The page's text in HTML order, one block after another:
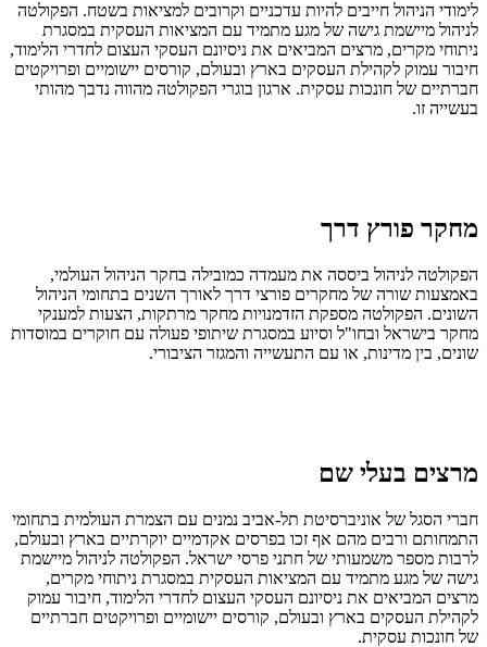
לימודי הניהול חייבים להיות עדכניים וקרובים למציאות בשטח. הפקולטה
לניהול מיישמת גישה של מגע מתמיד עם המציאות העסקית במסגרת
ניתוחי מקרים, מרצים המביאים את ניסיונם העסקי העצום לחדרי הלימוד,
חיבור עמוק לקהילת העסקים בארץ ובעולם, קורסים יישומיים ופרויקטים
חברתיים של חונכות עסקית. ארגון בוגרי הפקולטה מהווה נדבך מהותי
בעשייה זו.
מחקר פורץ דרך
הפקולטה לניהול ביססה את מעמדה כמובילה בחקר הניהול העולמי,
באמצעות שורה של מחקרים פורצי דרך לאורך השנים בתחומי הניהול
השונים. הפקולטה מספקת הזדמנויות מחקר מרתקות, הצעות למענקי
מחקר בישראל ובחו"ל וסיוע במסגרת שיתופי פעולה עם חוקרים במוסדות
שונים, בין מדינות, או עם התעשייה והמגזר הציבורי.
מרצים בעלי שם
חברי הסגל של אוניברסיטת תל-אביב נמנים עם הצמרת העולמית בתחומי
התמחותם ורבים מהם אף זכו בפרסים אקדמיים יוקרתיים בארץ ובעולם,
לרבות מספר משמעותי של חתני פרסי ישראל. הפקולטה לניהול מיישמת
גישה של מגע מתמיד עם המציאות העסקית במסגרת ניתוחי מקרים,
מרצים המביאים את ניסיונם העסקי העצום לחדרי הלימוד, חיבור עמוק
לקהילת העסקים בארץ ובעולם, קורסים יישומיים ופרויקטים חברתיים
של חונכות עסקית.